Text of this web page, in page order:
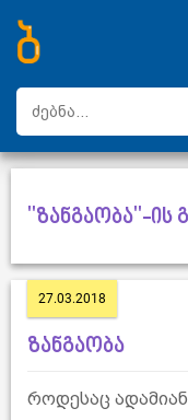
ახალი სიტყვები
ტოპ სიტყვები
დღის ტოპ სიტყვები
ტოპ
"ზანგაობა"-ის
27.03.2018
ზანგაობა
როდესაც